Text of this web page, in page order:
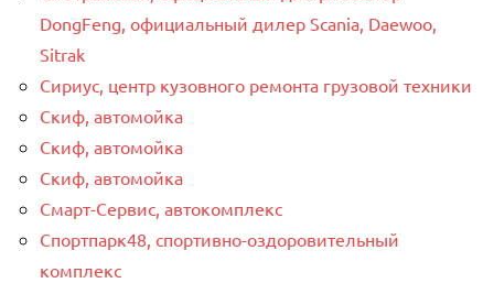
DongFeng, официальный дилер Scania, Daewoo,
Sitrak
Сириус, центр кузовного ремонта грузовой техники
Скиф, автомойка
Скиф, автомойка
Скиф, автомойка
Смарт-Сервис, автокомплекс
Спортпарк48, спортивно-оздоровительный
комплекс